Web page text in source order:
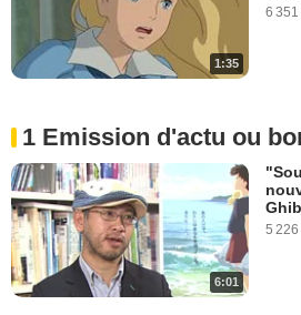
1:35
6
1 Emission d'actu ou
6:01
5